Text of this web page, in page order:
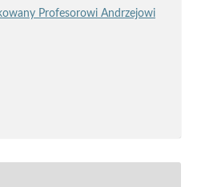
Profesorowi Andrzejowi